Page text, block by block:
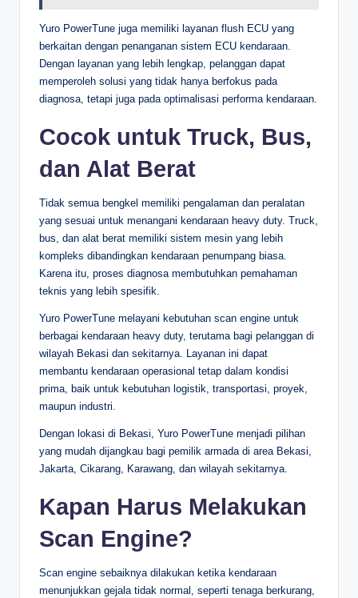
Yuro PowerTune juga memiliki layanan flush ECU yang
berkaitan dengan penanganan sistem ECU kendaraan.
Dengan layanan yang lebih lengkap, pelanggan dapat
memperoleh solusi yang tidak hanya berfokus pada
diagnosa, tetapi juga pada optimalisasi performa kendaraan.
Cocok untuk Truck, Bus,
dan Alat Berat
Tidak semua bengkel memiliki pengalaman dan peralatan
yang sesuai untuk menangani kendaraan heavy duty. Truck,
bus, dan alat berat memiliki sistem mesin yang lebih
kompleks dibandingkan kendaraan penumpang biasa.
Karena itu, proses diagnosa membutuhkan pemahaman
teknis yang lebih spesifik.
Yuro PowerTune melayani kebutuhan scan engine untuk
berbagai kendaraan heavy duty, terutama bagi pelanggan di
wilayah Bekasi dan sekitarnya. Layanan ini dapat
membantu kendaraan operasional tetap dalam kondisi
prima, baik untuk kebutuhan logistik, transportasi, proyek,
maupun industri.
Dengan lokasi di Bekasi, Yuro PowerTune menjadi pilihan
yang mudah dijangkau bagi pemilik armada di area Bekasi,
Jakarta, Cikarang, Karawang, dan wilayah sekitarnya.
Kapan Harus Melakukan
Scan Engine?
Scan engine sebaiknya dilakukan ketika kendaraan
menunjukkan gejala tidak normal, seperti tenaga berkurang,